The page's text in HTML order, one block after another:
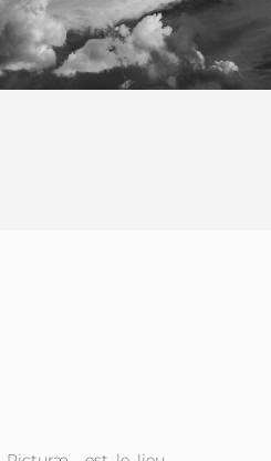
PHOTOGRAPHIQUES